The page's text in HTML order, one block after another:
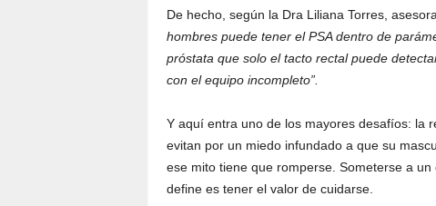
De hecho, según la Dra Liliana Torres,
hombres puede tener el PSA dentro de
próstata que solo el tacto rectal puede
con el equipo incompleto”.
Y aquí entra uno de los mayores desafíos: la
evitan por un miedo infundado a que su
ese mito tiene que romperse. Someterse a
define es tener el valor de cuidarse.